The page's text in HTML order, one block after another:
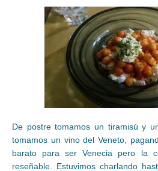
De postre tomamos un tiramisú y
tomamos un vino del Veneto,
barato para ser Venecia pero la
reseñable. Estuvimos charlando